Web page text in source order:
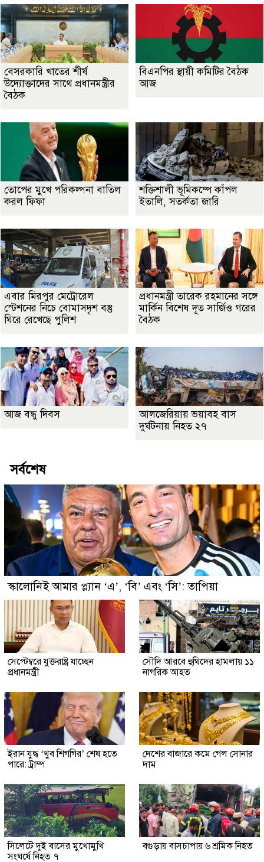
বেসরকারি খাতের শীর্ষ
উদ্যোক্তাদের সাথে প্রধানমন্ত্রীর
বৈঠক
বিএনপির স্থায়ী কমিটির বৈঠক
আজ
তোপের মুখে পরিকল্পনা বাতিল
করল ফিফা
শক্তিশালী ভূমিকম্পে কাঁপল
ইতালি, সতর্কতা জারি
এবার মিরপুর মেট্রোরেল
স্টেশনের নিচে বোমাসদৃশ বস্তু
ঘিরে রেখেছে পুলিশ
প্রধানমন্ত্রী তারেক রহমানের সঙ্গে
মার্কিন বিশেষ দূত সার্জিও গরের
বৈঠক
আজ বন্ধু দিবস
আলজেরিয়ায় ভয়াবহ বাস
দুর্ঘটনায় নিহত ২৭
সর্বশেষ
স্কালোনিই আমার প্ল্যান ‘এ’, ‘বি’ এবং ‘সি’: তাপিয়া
সেপ্টেম্বরে যুক্তরাষ্ট্র যাচ্ছেন
প্রধানমন্ত্রী
সৌদি আরবে হুথিদের হামলায় ১১
নাগরিক আহত
ইরান যুদ্ধ ‘খুব শিগগির’ শেষ হতে
পারে: ট্রাম্প
দেশের বাজারে কমে গেল সোনার
দাম
সিলেটে দুই বাসের মুখোমুখি
সংঘর্ষে নিহত ৭
বগুড়ায় বাসচাপায় ৬ শ্রমিক নিহত